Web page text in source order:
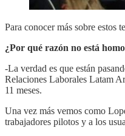
Para conocer más sobre estos
¿Por qué razón no está
-La verdad es que están
Relaciones Laborales Latam
11 meses.
Una vez más vemos como
trabajadores pilotos y a los